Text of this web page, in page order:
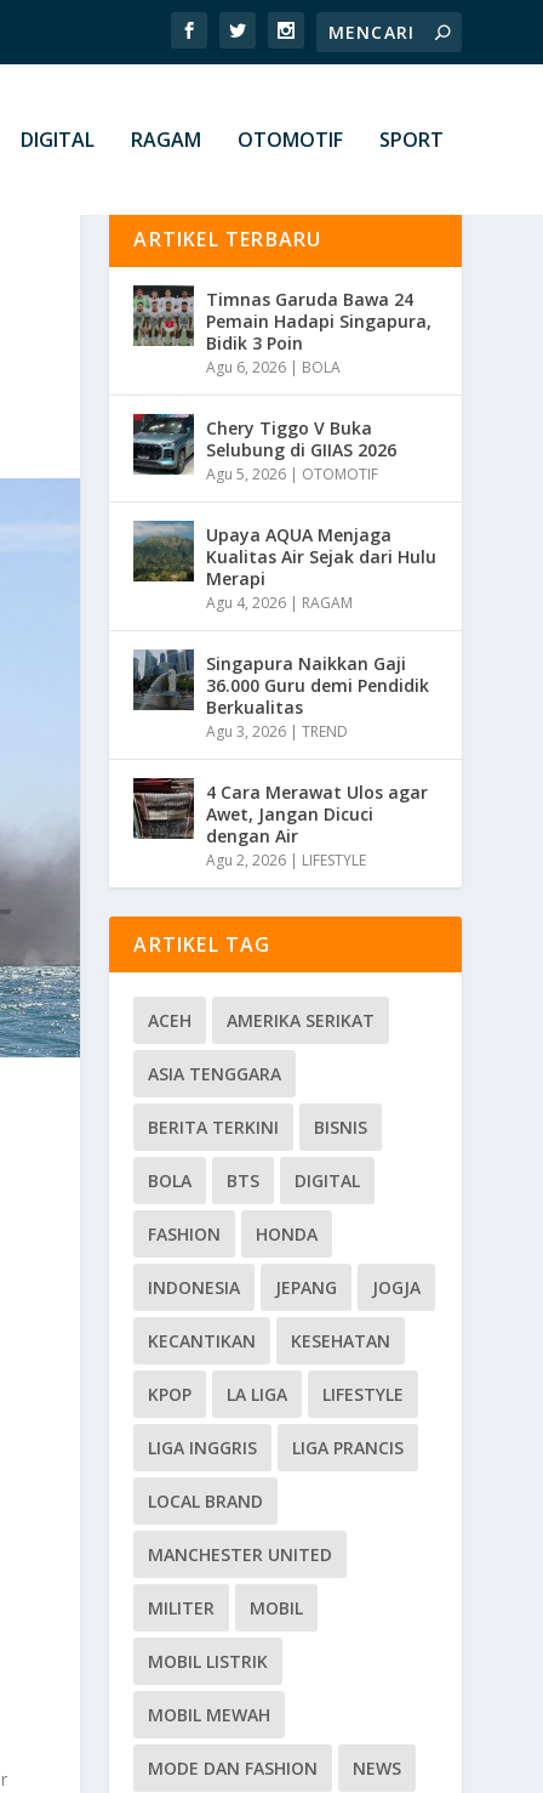
DIGITAL RAGAM OTOMOTIF SPORT
ARTIKEL TERBARU
Timnas Garuda Bawa 24
Pemain Hadapi Singapura,
Bidik 3 Poin
Agu 6, 2026 | BOLA
Chery Tiggo V Buka
Selubung di GIIAS 2026
Agu 5, 2026 | OTOMOTIF
Upaya AQUA Menjaga
Kualitas Air Sejak dari Hulu
Merapi
Agu 4, 2026 | RAGAM
Singapura Naikkan Gaji
36.000 Guru demi Pendidik
Berkualitas
Agu 3, 2026 |TREND
4 Cara Merawat Ulos agar
Awet, Jangan Dicuci
dengan Air
Agu 2, 2026 | LIFESTYLE
ARTIKEL TAG
ACEH AMERIKA SERIKAT
ASIA TENGGARA
BERITA TERKINI BISNIS
BOLA BTS DIGITAL
FASHION HONDA
INDONESIA JEPANG JOGJA
KECANTIKAN KESEHATAN
KPOP LA LIGA LIFESTYLE
LIGA INGGRIS LIGA PRANCIS
LOCAL BRAND
MANCHESTER UNITED
MILITER MOBIL
MOBIL LISTRIK
MOBIL MEWAH
MODE DAN FASHION NEWS